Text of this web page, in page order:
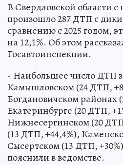
В Свердловской области с
произошло 287 ДТП с
сравнению с 2025 годом,
на 12,1%. Об этом
Госавтоинспекции.
- Наибольшее число ДТП
Камышловском (24 ДТП,
Богдановичском районах
Екатеринбурге (20 ДТП,
Нижнесергинском (20
(13 ДТП, +44,4%),
Сысертском (13 ДТП,
пояснили в ведомстве.